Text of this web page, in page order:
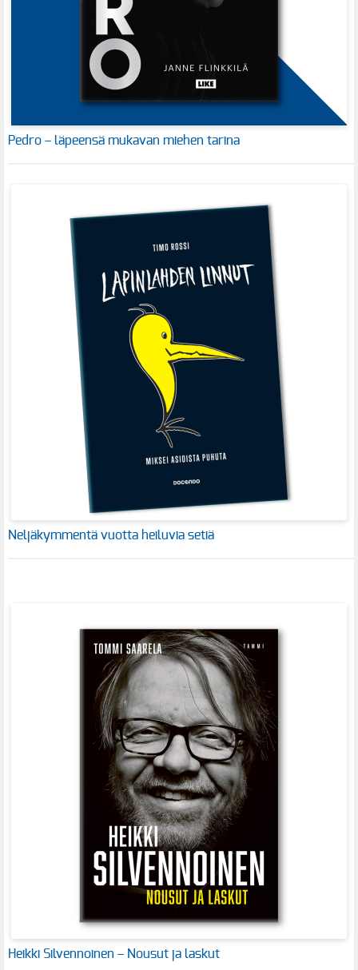
Pedro – läpeensä mukavan miehen tarina
Neljäkymmentä vuotta heiluvia setiä
Heikki Silvennoinen – Nousut ja laskut